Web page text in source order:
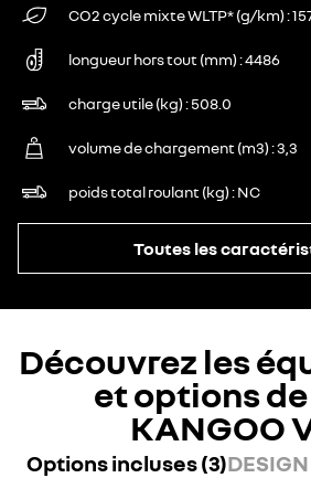
CO2 cycle mixte WLTP* (g/km)
longueur hors tout (mm) 4486
charge utile (kg) 508.0
volume de chargement (m3) 3,3
poids total roulant (kg) NC
Toutes les
Découvrez les
et options
KANGOO
Options incluses (3)